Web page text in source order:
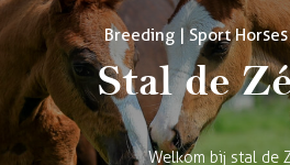
Breeding | Sport
Stal de
Welkom bij stal de